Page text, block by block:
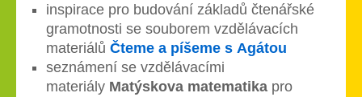
inspirace pro budování základů čtenářské
gramotnosti se souborem vzdělávacích
materiálů Čteme a píšeme s Agátou
seznámení se vzdělávacími
materiály Matýskova matematika pro